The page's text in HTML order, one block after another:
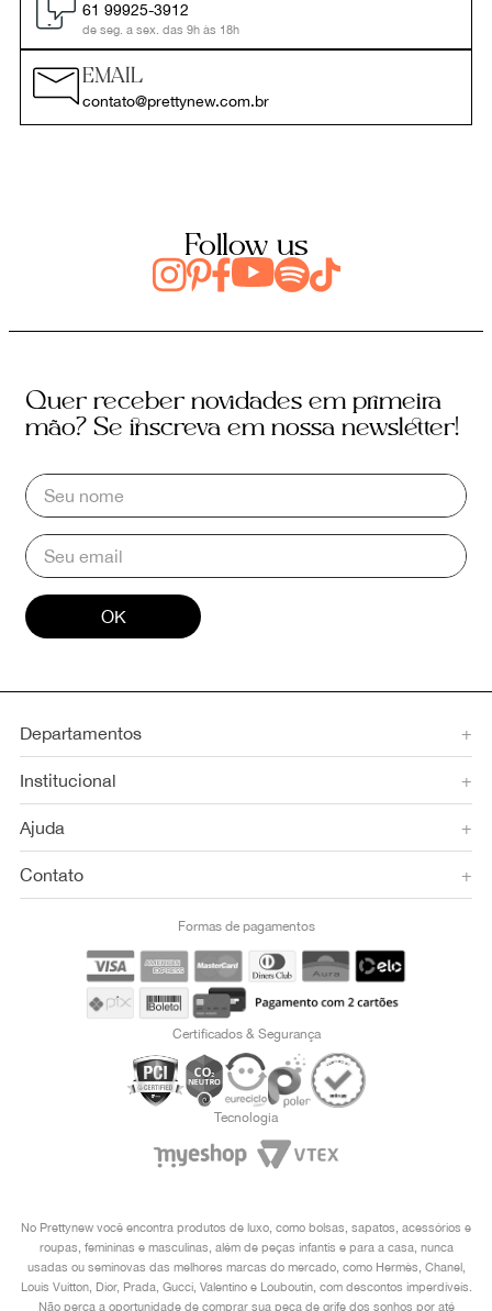
61 99925-3912
de seg. a sex. das 9h às 18h
EMAIL
contato@prettynew.com.br
Follow us
Quer receber novidades em primeira
mão? Se inscreva em nossa newsletter!
OK
Departamentos +
Institucional +
Ajuda +
Contato +
Formas de pagamentos
Certificados & Segurança
Tecnologia
No Prettynew você encontra produtos de luxo, como bolsas, sapatos, acessórios e
roupas, femininas e masculinas, além de peças infantis e para a casa, nunca
usadas ou seminovas das melhores marcas do mercado, como Hermès, Chanel,
Louis Vuitton, Dior, Prada, Gucci, Valentino e Louboutin, com descontos imperdíveis.
Não perca a oportunidade de comprar sua peça de grife dos sonhos por até